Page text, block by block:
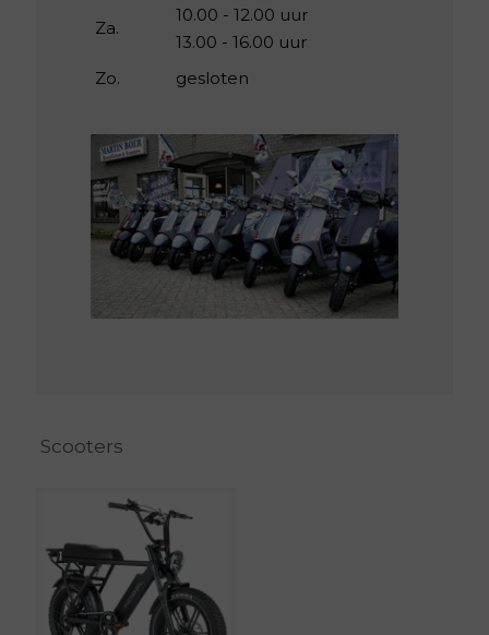
Za.
10.00 - 12.00 uur
13.00 - 16.00 uur
Zo.
gesloten
Scooters